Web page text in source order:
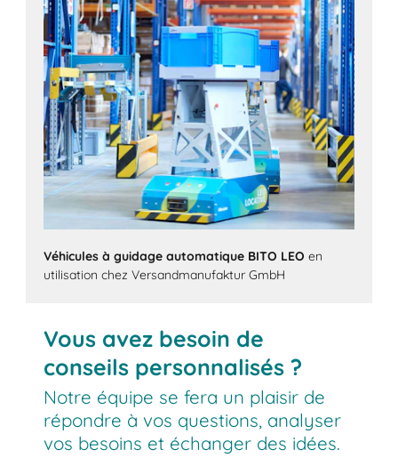
Véhicules à guidage automatique BITO LEO en
utilisation chez Versandmanufaktur GmbH
Vous avez besoin de
conseils personnalisés ?
Notre équipe se fera un plaisir de
répondre à vos questions, analyser
vos besoins et échanger des idées.